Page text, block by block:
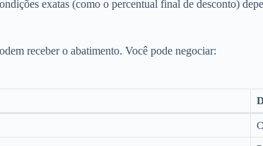
exatas (como o percentual final de desconto)
receber o abatimento. Você pode negociar: